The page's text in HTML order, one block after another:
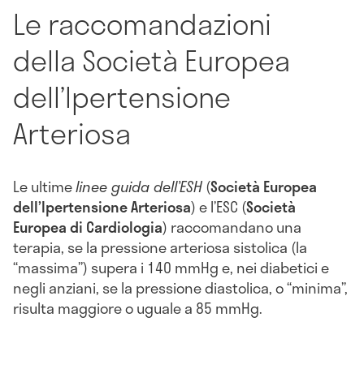
Le raccomandazioni
della Società Europea
dell’Ipertensione
Arteriosa
Le ultimelinee guida dell’ESH(Società Europea
dell’Ipertensione Arteriosa) e l’ESC (Società
Europea di Cardiologia) raccomandano una
terapia, se la pressione arteriosa sistolica (la
“massima”) supera i 140 mmHg e, nei diabetici e
negli anziani, se la pressione diastolica, o “minima”,
risulta maggiore o uguale a 85 mmHg.